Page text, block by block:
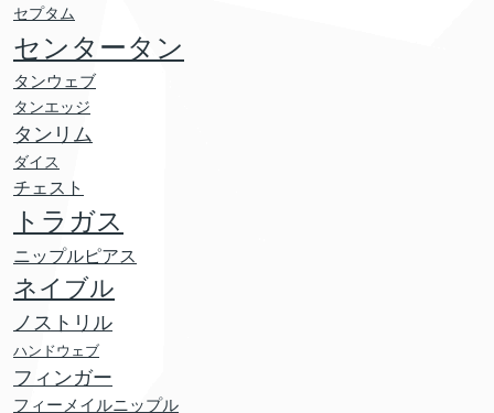
セプタム
センタータン
タンウェブ
タンエッジ
タンリム
ダイス
チェスト
トラガス
ニップルピアス
ネイブル
ノストリル
ハンドウェブ
フィンガー
フィーメイルニップル